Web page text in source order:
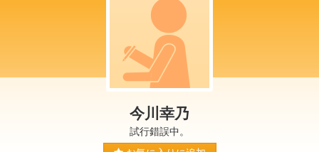
今川幸乃
試行錯誤中。